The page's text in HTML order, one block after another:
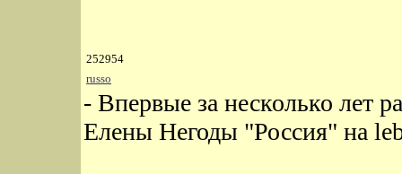
252954
russo
- Впервые за несколько лет
Елены Негоды "Россия" на